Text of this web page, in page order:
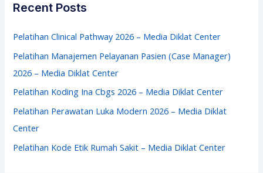
f
o
r
Recent Posts
Pelatihan Clinical Pathway 2026 – Media Diklat Center
Pelatihan Manajemen Pelayanan Pasien (Case Manager)
2026 – Media Diklat Center
Pelatihan Koding Ina Cbgs 2026 – Media Diklat Center
Pelatihan Perawatan Luka Modern 2026 – Media Diklat
Center
Pelatihan Kode Etik Rumah Sakit – Media Diklat Center